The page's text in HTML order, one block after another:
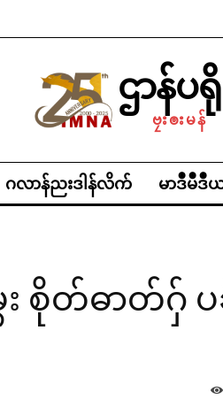
ဌာန်ပ
ဗၠးၜးမန်
ဂလာန်ညးဒါန်လိက် မာဒဳမဳဒဳ
စိုတ်ဓာတ်ဂှ် ပ